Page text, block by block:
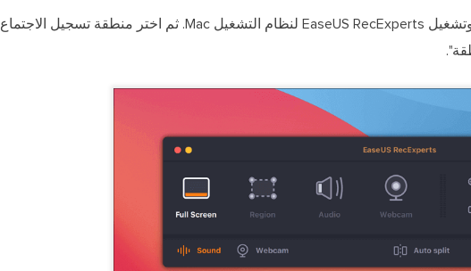
قبل الانضمام إلى الاجتماع، قم بتنزيل وتشغيل EaseUS RecExperts لنظام التشغيل Mac. ثم اختر منطقة تسجيل الاجتماع